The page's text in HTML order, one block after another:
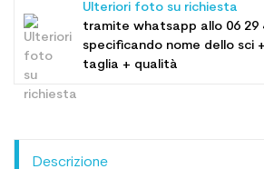
Ulteriori foto su richiesta
tramite whatsapp allo 06 29
specificando nome dello sci
taglia + qualità
Descrizione